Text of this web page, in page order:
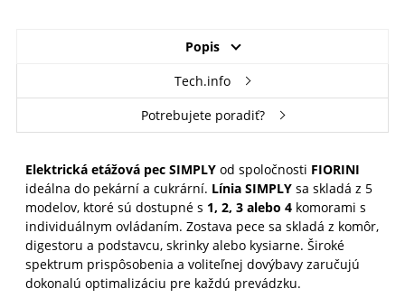
Popis
Tech.info
Potrebujete poradiť?
Elektrická etážová pec SIMPLY od spoločnosti FIORINI
ideálna do pekární a cukrární. Línia SIMPLYsa skladá z 5
modelov, ktoré sú dostupné s 1, 2, 3 alebo 4komorami s
individuálnym ovládaním. Zostava pece sa skladá z komôr,
digestoru a podstavcu, skrinky alebo kysiarne. Široké
spektrum prispôsobenia a voliteľnej dovýbavy zaručujú
dokonalú optimalizáciu pre každú prevádzku.